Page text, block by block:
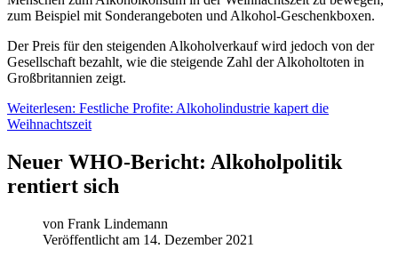
zum Beispiel mit Sonderangeboten und Alkohol-Geschenkboxen.
Der Preis für den steigenden Alkoholverkauf wird jedoch von der
Gesellschaft bezahlt, wie die steigende Zahl der Alkoholtoten in
Großbritannien zeigt.
Weiterlesen: Festliche Profite: Alkoholindustrie kapert die
Weihnachtszeit
Neuer WHO-Bericht: Alkoholpolitik
rentiert sich
von Frank Lindemann
Veröffentlicht am 14. Dezember 2021